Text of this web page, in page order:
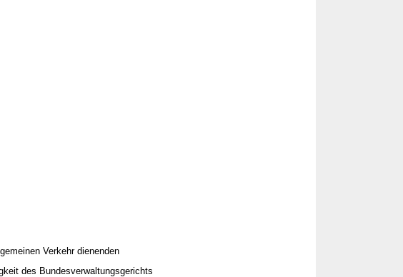
Verkehr dienenden
des Bundesverwaltungsgerichts